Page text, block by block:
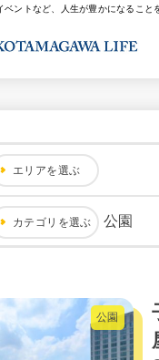
ベントなど、人生が豊かになること
エリアを選ぶ
カテゴリを選ぶ 公園
公園